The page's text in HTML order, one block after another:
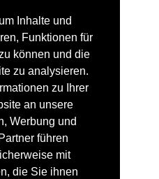
Inhalte und
Funktionen für
können und die
zu analysieren.
zu Ihrer
an unsere
Werbung und
führen
mit
die Sie ihnen